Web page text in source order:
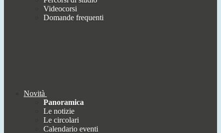
Videocorsi
Domande frequenti
Novità
Panoramica
Le notizie
Le circolari
Calendario eventi